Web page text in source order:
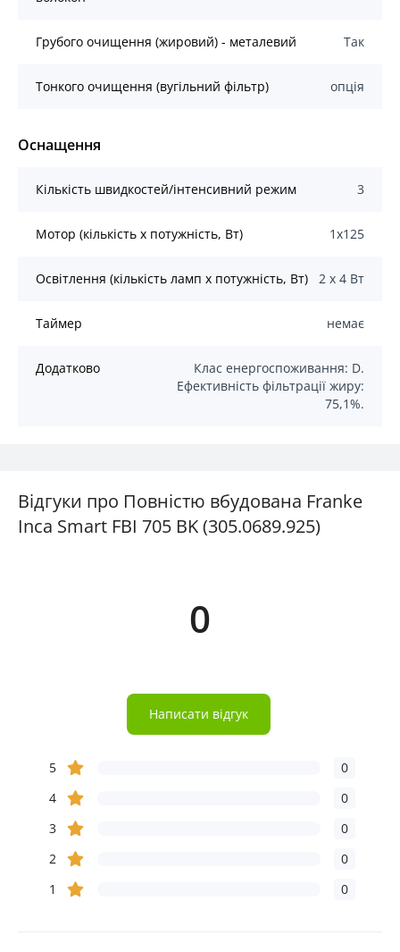
Грубого очищення (жировий) - металевий Так
Тонкого очищення (вугільний фільтр) опція
Оснащення
Кількість швидкостей/інтенсивний режим 3
Мотор (кількість х потужність, Вт) 1x125
Освітлення (кількість ламп x потужність, Вт) 2 х 4 Вт
Таймер немає
Додатково
Клас енергоспоживання: D.
Ефективність фільтрації жиру:
75,1%.
Відгуки про Повністю вбудована Franke
Inca Smart FBI 705 BK (305.0689.925)
0
Написати відгук
5
0
4
0
3
0
2
0
1
0